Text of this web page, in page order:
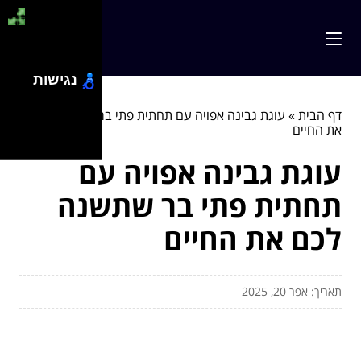
דף הבית» עוגת גבינה אפויה עם תחתית פתי בר שתשנה לכם
את החיים
עוגת גבינה אפויה עם
תחתית פתי בר שתשנה
לכם את החיים
תאריך: אפר 20, 2025
נגישות